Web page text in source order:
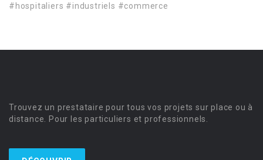
#hospitaliers #industriels #commerce
Trouvez un prestataire pour tous vos projets sur place ou à
distance. Pour les particuliers et professionnels.